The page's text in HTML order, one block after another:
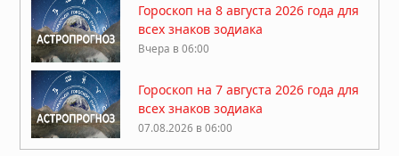
Гороскоп на 8 августа 2026 года для
всех знаков зодиака
Вчера в 06:00
Гороскоп на 7 августа 2026 года для
всех знаков зодиака
07.08.2026 в 06:00